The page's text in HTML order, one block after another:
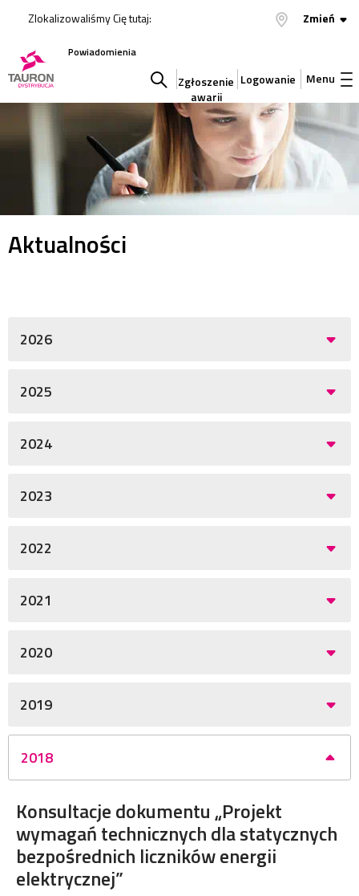
Zlokalizowaliśmy Cię tutaj: Zmień
Powiadomienia
Szukaj
w
serwisie
Zgłoszenie
awarii
Logowanie Menu
Aktualności
2026
2025
2024
2023
2022
2021
2020
2019
2018
Konsultacje dokumentu „Projekt
wymagań technicznych dla statycznych
bezpośrednich liczników energii
elektrycznej”